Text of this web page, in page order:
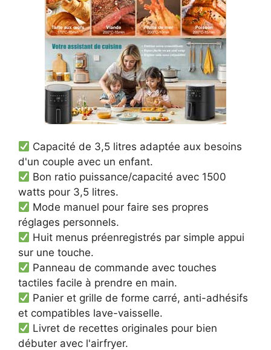
Capacité de 3,5 litres adaptée aux besoins
d'un couple avec un enfant.
Bon ratio puissance/capacité avec 1500
watts pour 3,5 litres.
Mode manuel pour faire ses propres
réglages personnels.
Huit menus préenregistrés par simple appui
sur une touche.
Panneau de commande avec touches
tactiles facile à prendre en main.
Panier et grille de forme carré, anti-adhésifs
et compatibles lave-vaisselle.
Livret de recettes originales pour bien
débuter avec l'airfryer.